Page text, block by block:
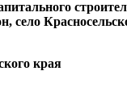
село
края